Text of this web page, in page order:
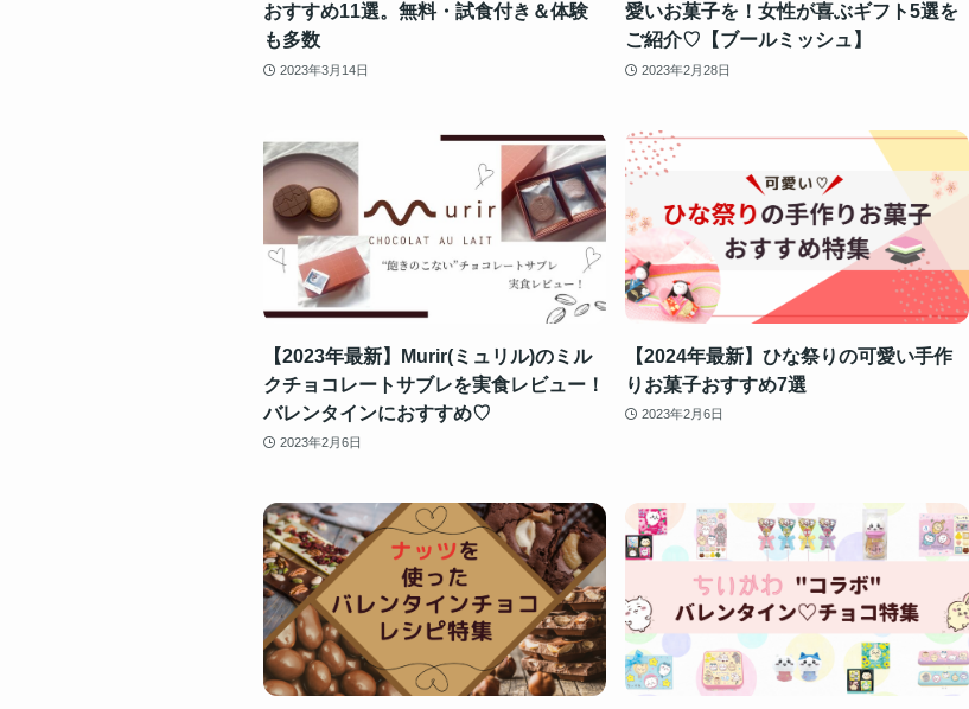
おすすめ11選。無料・試食付き＆体験
も多数
2023年3月14日
愛いお菓子を！女性が喜ぶギフト5選を
ご紹介♡【ブールミッシュ】
2023年2月28日
【2023年最新】Murir(ミュリル)のミル
クチョコレートサブレを実食レビュー！
バレンタインにおすすめ♡
2023年2月6日
【2024年最新】ひな祭りの可愛い手作
りお菓子おすすめ7選
2023年2月6日